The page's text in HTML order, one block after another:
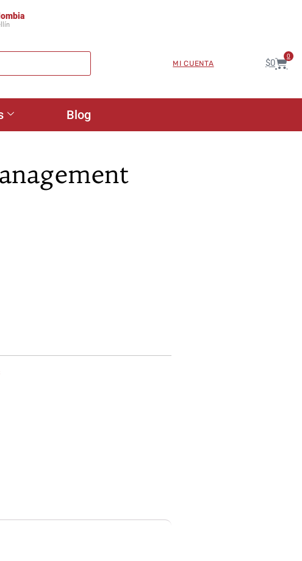
MI CUENTA $0
0
Blog